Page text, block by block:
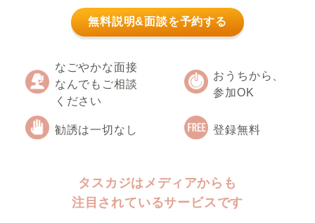
無料説明&面談を予約する
なごやかな面接
なんでもご相談
ください
おうちから、
参加OK
勧誘は一切なし 登録無料
タスカジはメディアからも
注目されているサービスです